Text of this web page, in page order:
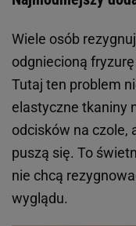
Wiele osób
odgniecioną
Tutaj ten problem
elastyczne tkaniny
odcisków na czole,
puszą się. To
nie chcą
wyglądu.